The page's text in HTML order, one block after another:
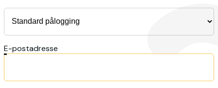
E-postadresse